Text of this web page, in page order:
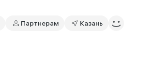
Партнерам Казань